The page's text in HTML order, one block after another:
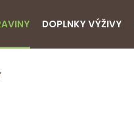
DOPLNKY VÝŽIVY